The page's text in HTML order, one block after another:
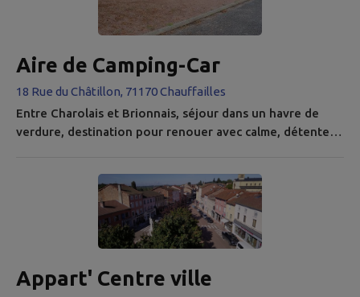
Aire de Camping-Car
18 Rue du Châtillon, 71170 Chauffailles
Entre Charolais et Brionnais, séjour dans un havre de
verdure, destination pour renouer avec calme, détente,
Appart' Centre ville